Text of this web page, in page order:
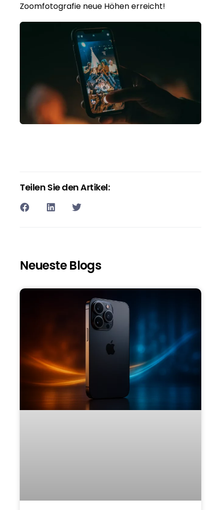
Zoomfotografie neue Höhen erreicht!
Teilen Sie den Artikel:
Neueste Blogs